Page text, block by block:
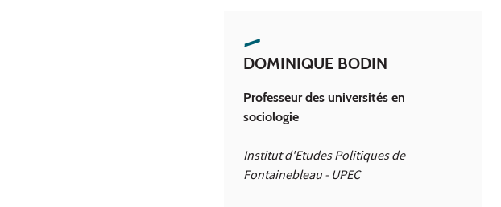
DOMINIQUE BODIN
Professeur des universités en
sociologie
Institut d'Etudes Politiques de
Fontainebleau - UPEC